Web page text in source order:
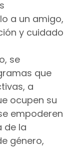
a un amigo,
y cuidado
se
que
a
ocupen su
empoderen
de la
género,